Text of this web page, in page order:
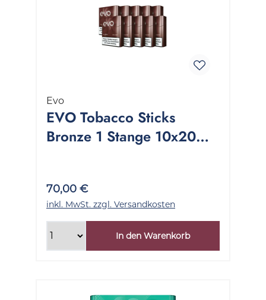
Evo
EVO Tobacco Sticks
Bronze 1 Stange 10x20
70,00 €
inkl. MwSt. zzgl. Versandkosten
In den Warenkorb